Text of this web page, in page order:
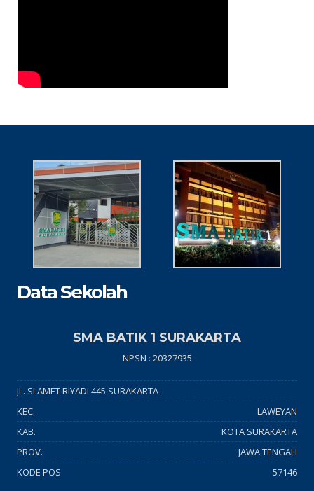
Data Sekolah
SMA BATIK 1 SURAKARTA
NPSN : 20327935
JL. SLAMET RIYADI 445 SURAKARTA
KEC.
LAWEYAN
KAB.
KOTA SURAKARTA
PROV.
JAWA TENGAH
KODE POS
57146